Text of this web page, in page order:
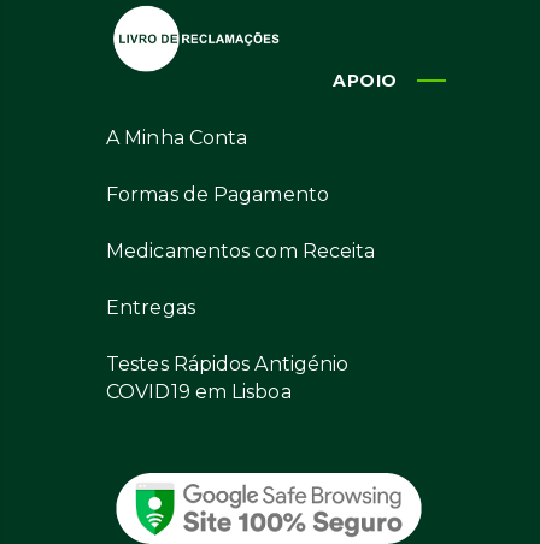
APOIO
A Minha Conta
Formas de Pagamento
Medicamentos com Receita
Entregas
Testes Rápidos Antigénio
COVID19 em Lisboa